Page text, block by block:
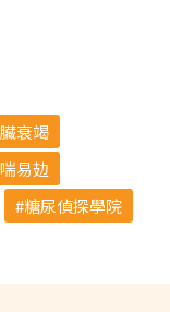
衰竭
易攰
糖尿偵探學院